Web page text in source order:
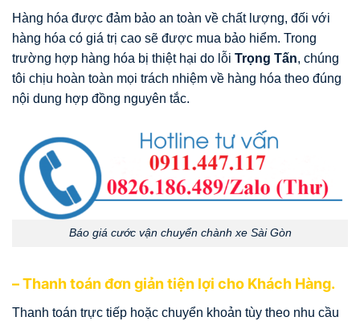
Hàng hóa được đảm bảo an toàn về chất lượng, đối với
hàng hóa có giá trị cao sẽ được mua bảo hiểm. Trong
trường hợp hàng hóa bị thiệt hại do lỗi Trọng Tấn, chúng
tôi chịu hoàn toàn mọi trách nhiệm về hàng hóa theo đúng
nội dung hợp đồng nguyên tắc.
Báo giá cước vận chuyển chành xe Sài Gòn
– Thanh toán đơn giản tiện lợi cho Khách Hàng.
Thanh toán trực tiếp hoặc chuyển khoản tùy theo nhu cầu